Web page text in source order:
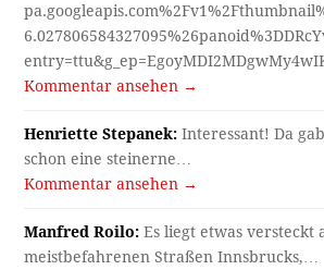
Kommentar ansehen →
Henriette Stepanek: Interessant! Da
schon eine steinerne…
Kommentar ansehen →
Manfred Roilo: Es liegt etwas versteckt
meistbefahrenen Straßen Innsbrucks,…